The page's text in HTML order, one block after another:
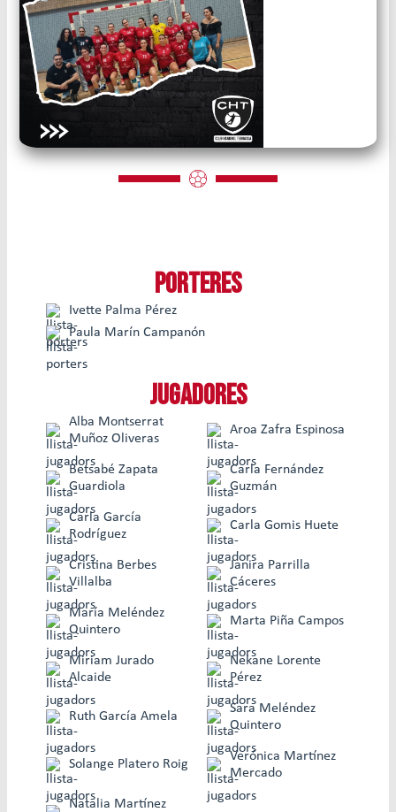
PORTERES
Ivette Palma Pérez
Paula Marín Campanón
JUGADORES
Alba Montserrat
Muñoz Oliveras
Aroa Zafra Espinosa
Betsabé Zapata
Guardiola
Carla Fernández
Guzmán
Carla García
Rodríguez
Carla Gomis Huete
Cristina Berbes
Villalba
Janira Parrilla
Cáceres
María Meléndez
Quintero
Marta Piña Campos
Miriam Jurado
Alcaide
Nekane Lorente
Pérez
Ruth García Amela
Sara Meléndez
Quintero
Solange Platero Roig
Verónica Martínez
Mercado
Natalia Martínez